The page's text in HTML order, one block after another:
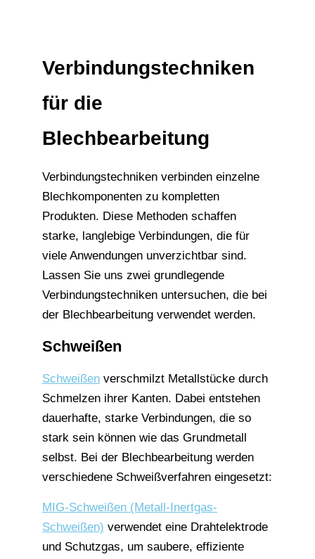
Verbindungstechniken
für die
Blechbearbeitung
Verbindungstechniken verbinden einzelne
Blechkomponenten zu kompletten
Produkten. Diese Methoden schaffen
starke, langlebige Verbindungen, die für
viele Anwendungen unverzichtbar sind.
Lassen Sie uns zwei grundlegende
Verbindungstechniken untersuchen, die bei
der Blechbearbeitung verwendet werden.
Schweißen
Schweißen verschmilzt Metallstücke durch
Schmelzen ihrer Kanten. Dabei entstehen
dauerhafte, starke Verbindungen, die so
stark sein können wie das Grundmetall
selbst. Bei der Blechbearbeitung werden
verschiedene Schweißverfahren eingesetzt:
MIG-Schweißen (Metall-Inertgas-
Schweißen) verwendet eine Drahtelektrode
und Schutzgas, um saubere, effiziente